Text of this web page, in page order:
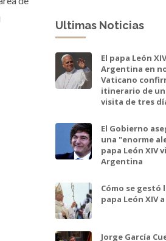
Ultimas Noticias
El papa León
Argentina en
Vaticano
itinerario de
visita de tres
El Gobierno
una "enorme
papa León XIV
Argentina
Cómo se gestó
papa León XIV
Jorge García